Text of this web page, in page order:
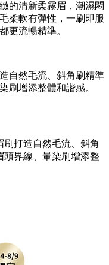
的清新柔霧眉，潮濕悶
柔軟有彈性，一刷即服
更流暢精準。
自然毛流、斜角刷精準
刷增添整體和諧感。
打造自然毛流、斜角
頭界線、暈染刷增添整